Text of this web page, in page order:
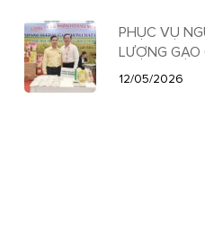
PHỤC VỤ
LƯỢNG GẠO
12/05/2026